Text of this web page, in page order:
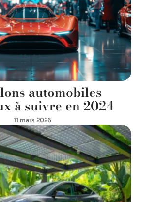
automobiles
à suivre en 2024
11 mars 2026